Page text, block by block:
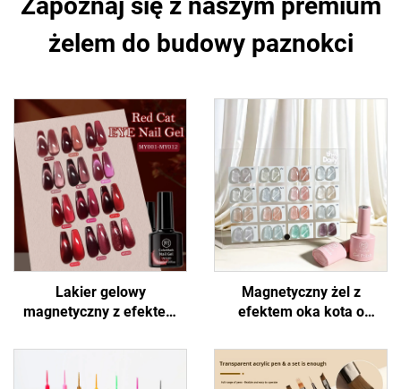
żelem do budowy paznokci
Lakier gelowy
magnetyczny z efektem
Magnetyczny żel z
efektem oka kota o